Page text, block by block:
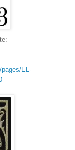
pages/EL-